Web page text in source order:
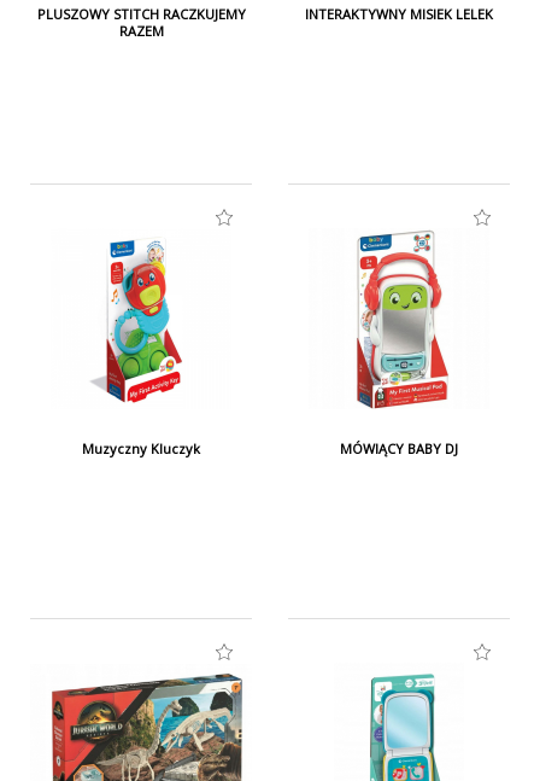
PLUSZOWY STITCH RACZKUJEMY
RAZEM
INTERAKTYWNY MISIEK LELEK
Muzyczny Kluczyk MÓWIĄCY BABY DJ